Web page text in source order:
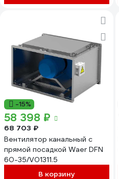
-15%
58 398 ₽
68 703 ₽
Вентилятор канальный с
прямой посадкой Waer DFN
60-35/V01311.5
В корзину